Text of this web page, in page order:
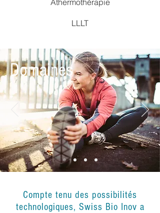
Athermothérapie
LLLT
Domaines
Compte tenu des possibilités
technologiques, Swiss Bio Inov a